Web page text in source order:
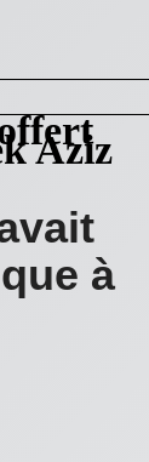
Aziz
à